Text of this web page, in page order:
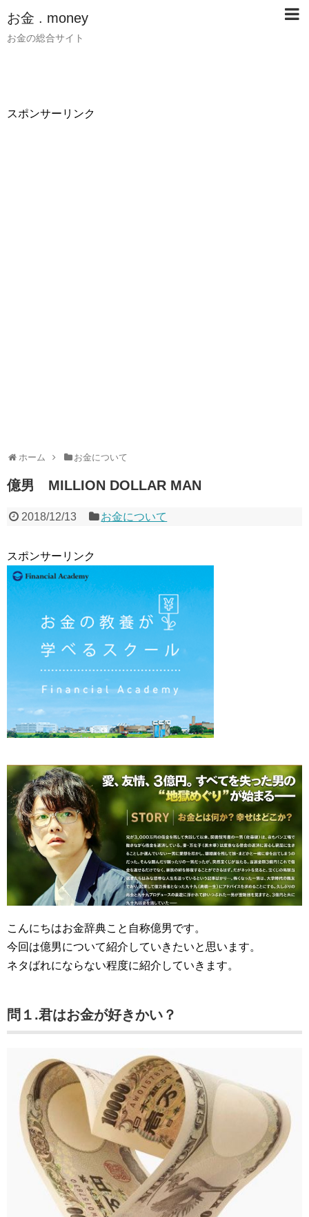
お金 . money
お金の総合サイト
スポンサーリンク
ホーム お金について
億男 MILLION DOLLAR MAN
2018/12/13 お金について
スポンサーリンク
こんにちはお金辞典こと自称億男です。
今回は億男について紹介していきたいと思います。
ネタばれにならない程度に紹介していきます。
問１.君はお金が好きかい？